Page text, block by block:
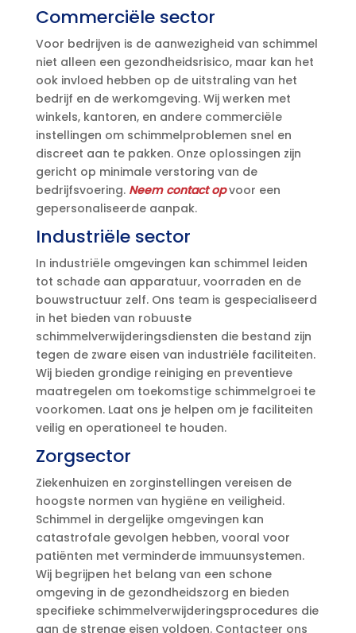
Commerciële sector
Voor bedrijven is de aanwezigheid van schimmel
niet alleen een gezondheidsrisico, maar kan het
ook invloed hebben op de uitstraling van het
bedrijf en de werkomgeving. Wij werken met
winkels, kantoren, en andere commerciële
instellingen om schimmelproblemen snel en
discreet aan te pakken. Onze oplossingen zijn
gericht op minimale verstoring van de
bedrijfsvoering. Neem contact opvoor een
gepersonaliseerde aanpak.
Industriële sector
In industriële omgevingen kan schimmel leiden
tot schade aan apparatuur, voorraden en de
bouwstructuur zelf. Ons team is gespecialiseerd
in het bieden van robuuste
schimmelverwijderingsdiensten die bestand zijn
tegen de zware eisen van industriële faciliteiten.
Wij bieden grondige reiniging en preventieve
maatregelen om toekomstige schimmelgroei te
voorkomen. Laat ons je helpen om je faciliteiten
veilig en operationeel te houden.
Zorgsector
Ziekenhuizen en zorginstellingen vereisen de
hoogste normen van hygiëne en veiligheid.
Schimmel in dergelijke omgevingen kan
catastrofale gevolgen hebben, vooral voor
patiënten met verminderde immuunsystemen.
Wij begrijpen het belang van een schone
omgeving in de gezondheidszorg en bieden
specifieke schimmelverwijderingsprocedures die